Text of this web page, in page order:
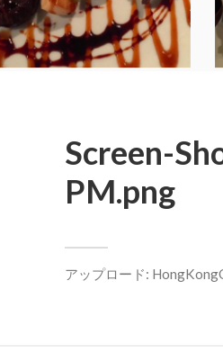
Screen-
PM.png
アップロード: